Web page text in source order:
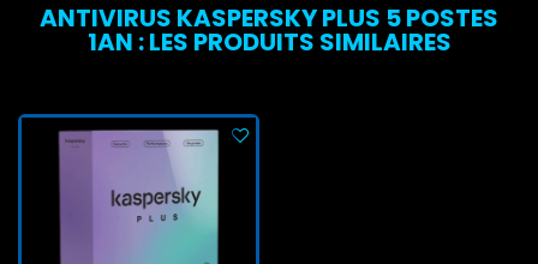
ANTIVIRUS KASPERSKY PLUS 5 POSTES
1AN : LES PRODUITS SIMILAIRES